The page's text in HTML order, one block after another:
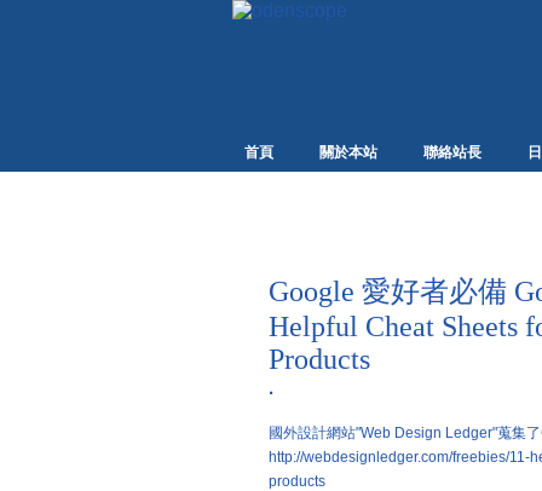
首頁 關於本站 聯絡站長
Google 愛好者必備
Helpful Cheat Sheets
Products
·
國外設計網站"Web Design Ledger"蒐集
http://webdesignledger.com/freebies/
products